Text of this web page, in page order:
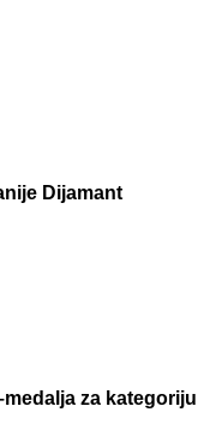
Dijamant
za kategoriju